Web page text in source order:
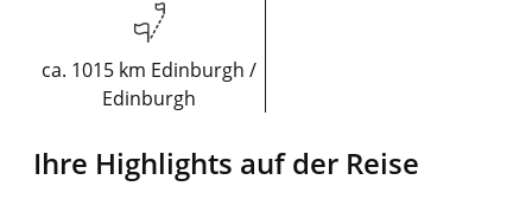
ca. 1015 km Edinburgh /
Edinburgh
Ihre Highlights auf der Reise